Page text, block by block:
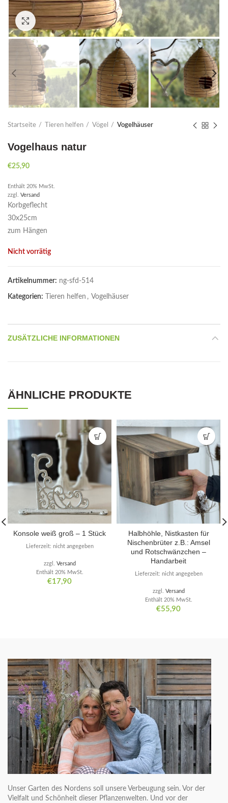
Click to enlarge
Startseite Tieren helfen Vögel Vogelhäuser
Vogelhaus natur
€25,90
Enthält 20% MwSt.
zzgl. Versand
Korbgeflecht
30x25cm
zum Hängen
Nicht vorrätig
Artikelnummer: ng-sfd-514
Kategorien: Tieren helfen , Vogelhäuser
ZUSÄTZLICHE INFORMATIONEN
ÄHNLICHE PRODUKTE
Konsole weiß groß – 1 Stück
€17,90
Enthält 20% MwSt.
zzgl. Versand
Lieferzeit: nicht angegeben
Halbhöhle, Nistkasten für
Nischenbrüter z.B.: Amsel
und Rotschwänzchen –
Handarbeit
€55,90
Enthält 20% MwSt.
zzgl. Versand
Lieferzeit: nicht angegeben
Unser Garten des Nordens soll unsere Verbeugung sein. Vor der
Vielfalt und Schönheit dieser Pflanzenwelten. Und vor der